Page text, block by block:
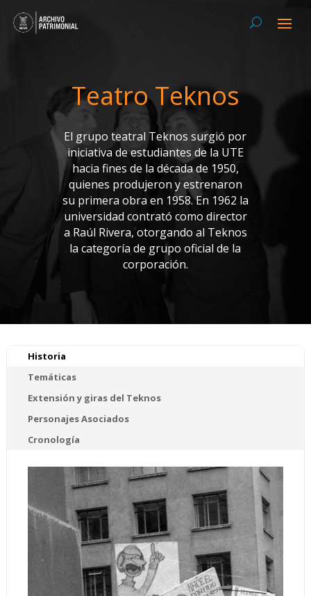
Teatro Teknos
El grupo teatral Teknos surgió por
iniciativa de estudiantes de la UTE
hacia fines de la década de 1950,
quienes produjeron y estrenaron
su primera obra en 1958. En 1962 la
universidad contrató como director
a Raúl Rivera, otorgando al Teknos
la categoría de grupo oficial de la
corporación.
Historia
Temáticas
Extensión y giras del Teknos
Personajes Asociados
Cronología